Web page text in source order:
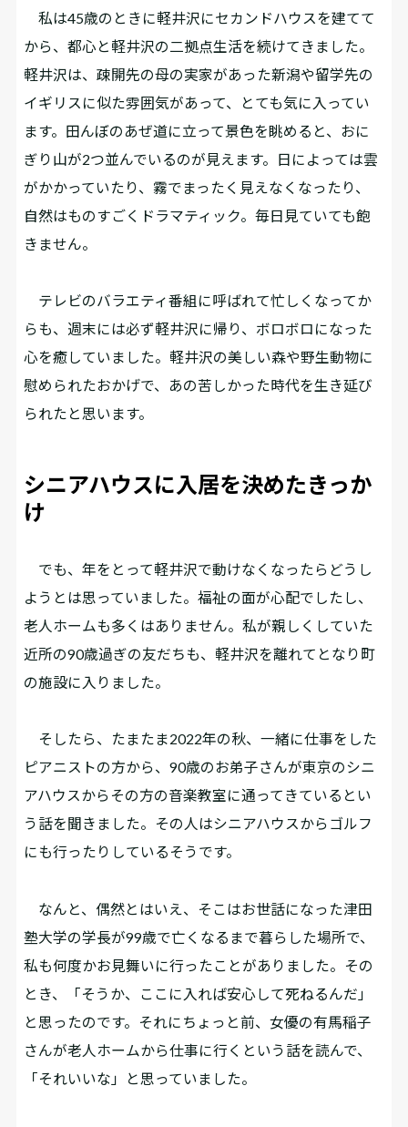
私は45歳のときに軽井沢にセカンドハウスを建てて
から、都心と軽井沢の二拠点生活を続けてきました。
軽井沢は、疎開先の母の実家があった新潟や留学先の
イギリスに似た雰囲気があって、とても気に入ってい
ます。田んぼのあぜ道に立って景色を眺めると、おに
ぎり山が2つ並んでいるのが見えます。日によっては雲
がかかっていたり、霧でまったく見えなくなったり、
自然はものすごくドラマティック。毎日見ていても飽
きません。
テレビのバラエティ番組に呼ばれて忙しくなってか
らも、週末には必ず軽井沢に帰り、ボロボロになった
心を癒していました。軽井沢の美しい森や野生動物に
慰められたおかげで、あの苦しかった時代を生き延び
られたと思います。
シニアハウスに入居を決めたきっか
け
でも、年をとって軽井沢で動けなくなったらどうし
ようとは思っていました。福祉の面が心配でしたし、
老人ホームも多くはありません。私が親しくしていた
近所の90歳過ぎの友だちも、軽井沢を離れてとなり町
の施設に入りました。
そしたら、たまたま2022年の秋、一緒に仕事をした
ピアニストの方から、90歳のお弟子さんが東京のシニ
アハウスからその方の音楽教室に通ってきているとい
う話を聞きました。その人はシニアハウスからゴルフ
にも行ったりしているそうです。
なんと、偶然とはいえ、そこはお世話になった津田
塾大学の学長が99歳で亡くなるまで暮らした場所で、
私も何度かお見舞いに行ったことがありました。その
とき、「そうか、ここに入れば安心して死ねるんだ」
と思ったのです。それにちょっと前、女優の有馬稲子
さんが老人ホームから仕事に行くという話を読んで、
「それいいな」と思っていました。